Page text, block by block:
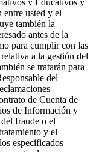
entre usted y el
también la
antes de la
para cumplir con las
a la gestión del
se tratarán para
del
de Cuenta de
de Información y
fraude o el
y el
especificados